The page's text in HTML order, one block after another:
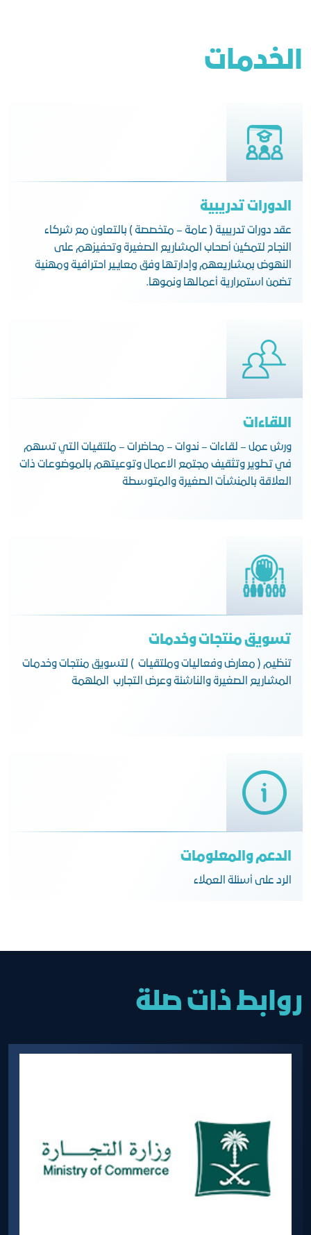
الخدمات
الدورات تدريبية
عقد دورات تدريبية ( عامة – متخصصة ) بالتعاون مع شركاء
النجاح لتمكين أصحاب المشاريع الصغيرة وتحفيزهم على
النهوض بمشاريعهم وإدارتها وفق معايير احترافية ومهنية
تضمن استمرارية أعمالها ونموها.
اللقاءات
ورش عمل – لقاءات – ندوات – محاضرات – ملتقيات التي تسهم
في تطوير وتثقيف مجتمع الاعمال وتوعيتهم بالموضوعات ذات
العلاقة بالمنشآت الصغيرة والمتوسطة
تسويق منتجات وخدمات
تنظيم ( معارض وفعاليات وملتقيات ) لتسويق منتجات وخدمات
المشاريع الصغيرة والناشئة وعرض التجارب الملهمة
الدعم والمعلومات
الرد على أسئلة العملاء
روابط ذات صلة